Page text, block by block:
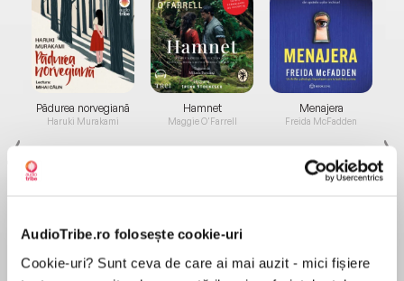
AudioTribe.ro folosește cookie-uri
Cookie-uri? Sunt ceva de care ai mai auzit - mici fișiere
Pădurea norvegiană
Haruki Murakami
Hamnet
Maggie O'Farrell
Menajera
Freida McFadden